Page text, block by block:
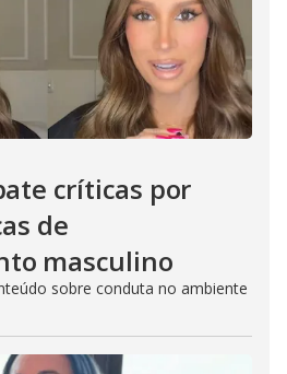
críticas por
de
masculino
sobre conduta no ambiente